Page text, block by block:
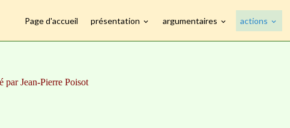
Page d'accueil présentation argumentaires actions
par Jean-Pierre Poisot